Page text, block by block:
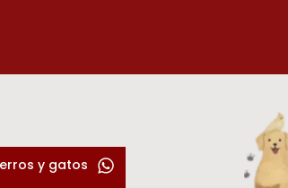
y gatos